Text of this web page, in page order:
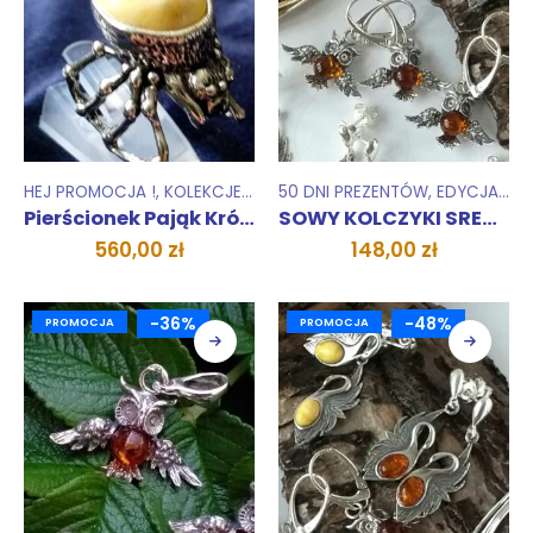
HEJ PROMOCJA !, KOLEKCJE,PIERŚCIONKI,UNIKATY 1 SZTUKA
Pierścionek Pająk Królewski
560,00 zł
50 DNI PREZENTÓW, EDYCJA JESIENNA
SOWY KOLCZYKI SREBRNE
148,00 zł
PROMOCJA -36% PROMOCJA -48%